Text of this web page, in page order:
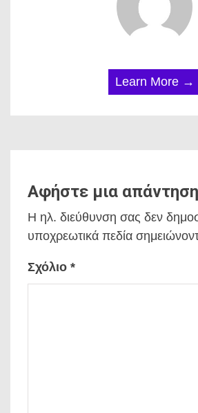
Learn More →
Αφήστε μια απάντηση
Η ηλ. διεύθυνση σας δεν
υποχρεωτικά πεδία
Σχόλιο *